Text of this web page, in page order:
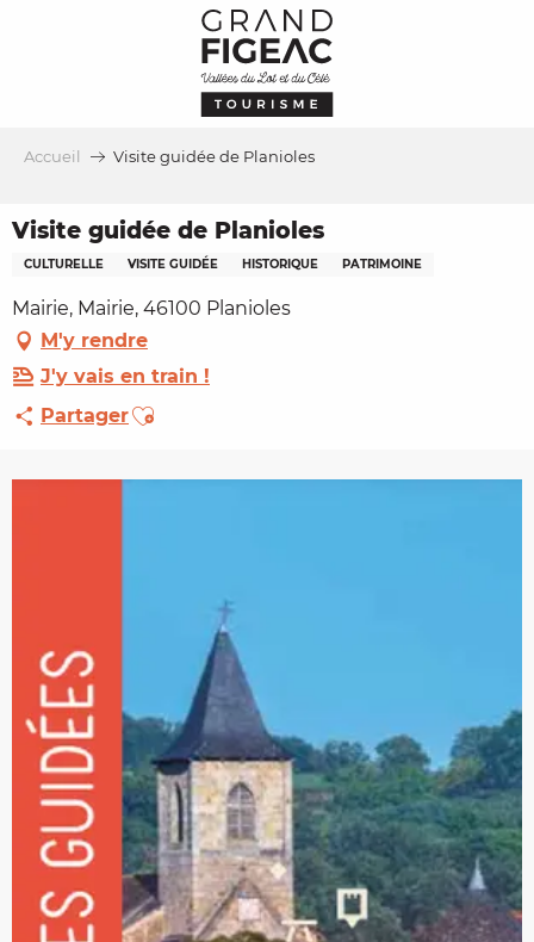
Accueil Visite guidée de Planioles
Visite guidée de Planioles
CULTURELLE VISITE GUIDÉE HISTORIQUE PATRIMOINE
Mairie, Mairie, 46100 Planioles
M'y rendre
J'y vais en train !
PartagerAjouter aux favoris